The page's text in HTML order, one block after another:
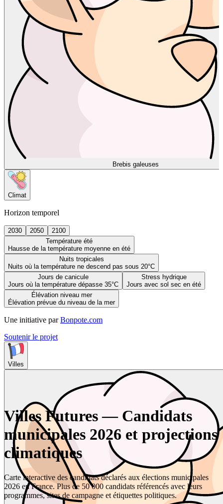
Brebis galeuses
Climat
Horizon temporel
2030 2050
2100
Température été
Hausse de la température moyenne en été
Nuits tropicales
Nuits où la température ne descend pas sous 20°C
Jours de canicule
Jours où la température dépasse 35°C
Stress hydrique
Jours avec sol sec en été
Élévation niveau mer
Élévation prévue du niveau de la mer
Une initiative par Bonpote.com
Soutenir le projet
Villes
Villes Futures — Candidats
municipales 2026 et projections
climatiques
Carte interactive des candidats déclarés aux élections municipales
2026 en France. Plus de 50 000 candidats référencés avec leurs
programmes, sites de campagne et étiquettes politiques.